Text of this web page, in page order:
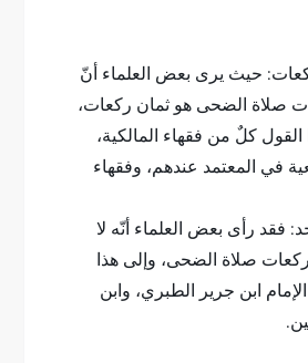
حيث يرى بعض العلماء أنّ
صلاة الضحى هو ثمان ركعات،
كلٌ من فقهاء المالكية،
في المعتمد عندهم، وفقهاء
فقد رأى بعض العلماء أنّه لا
صلاة الضحى، وإلى هذا
ابن جرير الطبري، وابن